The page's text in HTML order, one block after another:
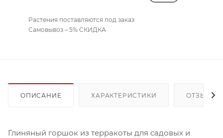
Растения поставляются под заказ
Самовывоз – 5% СКИДКА
ОПИСАНИЕ ХАРАКТЕРИСТИКИ ОТЗЫВЫ
Глиняный горшок из терракоты для садовых и